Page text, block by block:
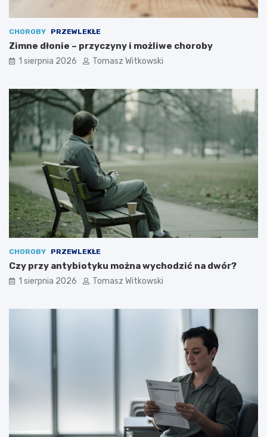
CHOROBY PRZEWLEKŁE
Zimne dłonie – przyczyny i możliwe choroby
1 sierpnia 2026 Tomasz Witkowski
CHOROBY PRZEWLEKŁE
Czy przy antybiotyku można wychodzić na dwór?
1 sierpnia 2026 Tomasz Witkowski